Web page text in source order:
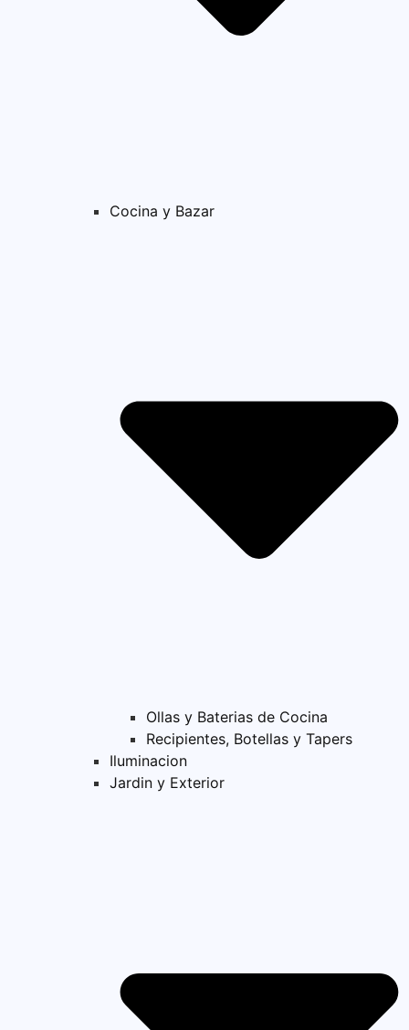
Cocina y Bazar
Ollas y Baterias de Cocina
Recipientes, Botellas y Tapers
Iluminacion
Jardin y Exterior